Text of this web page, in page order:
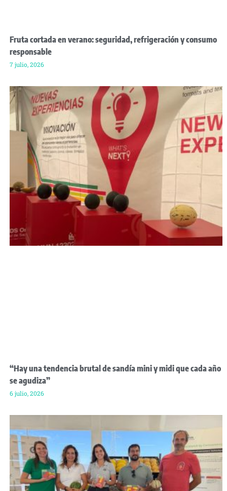
Fruta cortada en verano: seguridad, refrigeración y consumo
responsable
7 julio, 2026
“Hay una tendencia brutal de sandía mini y midi que cada año
se agudiza”
6 julio, 2026